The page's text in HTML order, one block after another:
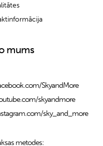
mums
SkyandMore
skyandmore
sky_and_more
metodes: